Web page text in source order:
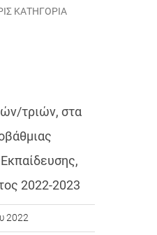
ΚΑΤΗΓΟΡΊΑ
τριών, στα
2022-2023
2022